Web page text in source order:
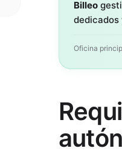
Billeo
dedicados
Oficina